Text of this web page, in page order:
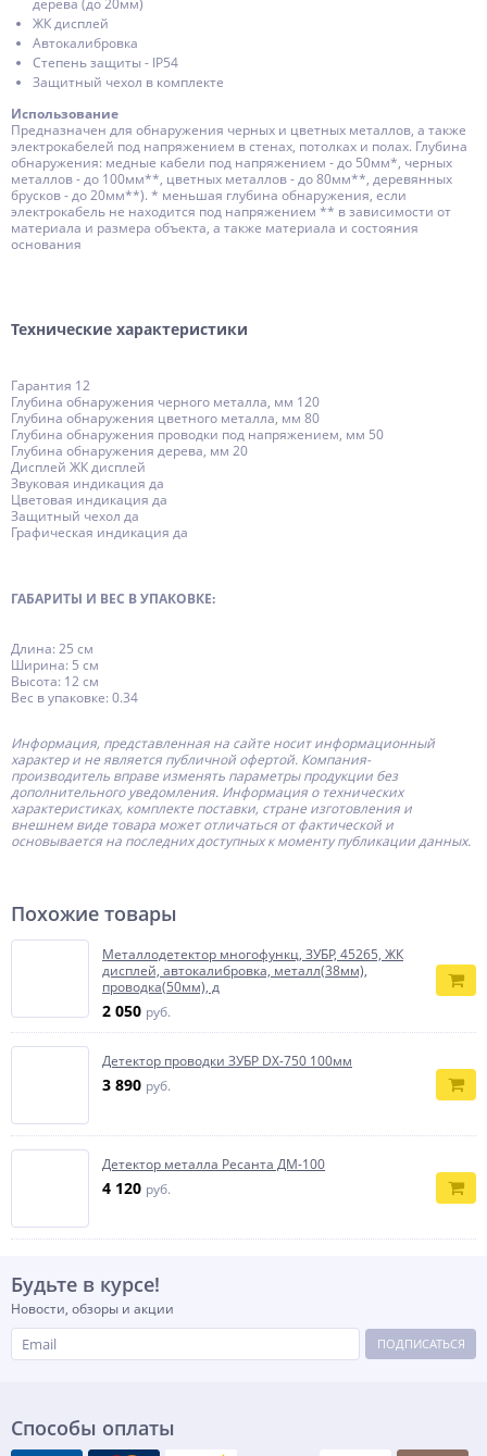
дерева (до 20мм)
ЖК дисплей
Автокалибровка
Степень защиты - IP54
Защитный чехол в комплекте
Использование
Предназначен для обнаружения черных и цветных металлов, а также
электрокабелей под напряжением в стенах, потолках и полах. Глубина
обнаружения: медные кабели под напряжением - до 50мм*, черных
металлов - до 100мм**, цветных металлов - до 80мм**, деревянных
брусков - до 20мм**). * меньшая глубина обнаружения, если
электрокабель не находится под напряжением ** в зависимости от
материала и размера объекта, а также материала и состояния
основания
Технические характеристики
Гарантия 12
Глубина обнаружения черного металла, мм 120
Глубина обнаружения цветного металла, мм 80
Глубина обнаружения проводки под напряжением, мм 50
Глубина обнаружения дерева, мм 20
Дисплей ЖК дисплей
Звуковая индикация да
Цветовая индикация да
Защитный чехол да
Графическая индикация да
ГАБАРИТЫ И ВЕС В УПАКОВКЕ:
Длина: 25 см
Ширина: 5 см
Высота: 12 см
Вес в упаковке: 0.34
Информация, представленная на сайте носит информационный
характер и не является публичной офертой. Компания-
производитель вправе изменять параметры продукции без
дополнительного уведомления. Информация о технических
характеристиках, комплекте поставки, стране изготовления и
внешнем виде товара может отличаться от фактической и
основывается на последних доступных к моменту публикации данных.
Похожие товары
Металлодетектор многофункц, ЗУБР, 45265, ЖК
дисплей, автокалибровка, металл(38мм),
проводка(50мм), д
2 050 руб.
Детектор проводки ЗУБР DX-750 100мм
3 890 руб.
Детектор металла Ресанта ДМ-100
4 120 руб.
Будьте в курсе!
Новости, обзоры и акции
ПОДПИСАТЬСЯ
Способы оплаты